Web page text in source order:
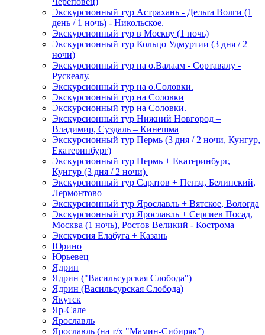
Экскурсионный тур Астрахань - Дельта Волги (1
день / 1 ночь) - Никольское.
Экскурсионный тур в Москву (1 ночь)
Экскурсионный тур Кольцо Удмуртии (3 дня / 2
ночи)
Экскурсионный тур на о.Валаам - Сортавалу -
Рускеалу.
Экскурсионный тур на о.Соловки.
Экскурсионный тур на Соловки
Экскурсионный тур на Соловки.
Экскурсионный тур Нижний Новгород –
Владимир, Суздаль – Кинешма
Экскурсионный тур Пермь (3 дня / 2 ночи, Кунгур,
Екатеринбург)
Экскурсионный тур Пермь + Екатеринбург,
Кунгур (3 дня / 2 ночи).
Экскурсионный тур Саратов + Пенза, Белинский,
Лермонтово
Экскурсионный тур Ярославль + Вятское, Вологда
Экскурсионный тур Ярославль + Сергиев Посад,
Москва (1 ночь), Ростов Великий - Кострома
Экскурсия Елабуга + Казань
Юрино
Юрьевец
Ядрин
Ядрин ("Васильсурская Слобода")
Ядрин (Васильсурская Слобода)
Якутск
Яр-Сале
Ярославль
Ярославль (на т/х "Мамин-Сибиряк")